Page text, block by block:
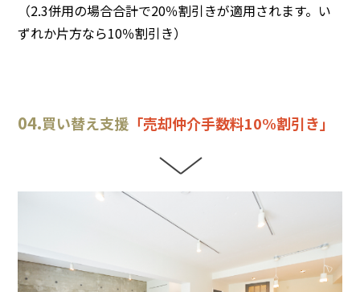
（2.3併用の場合合計で20％割引きが適用されます。い
ずれか片方なら10％割引き）
04.買い替え支援 「売却仲介手数料10%割引き」